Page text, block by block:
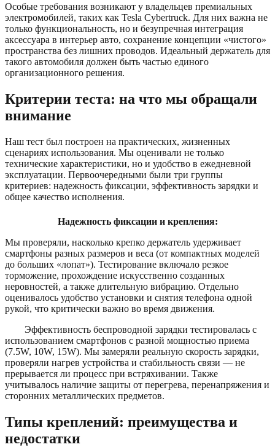
Особые требования возникают у владельцев премиальных
электромобилей, таких как Tesla Cybertruck. Для них важна не
только функциональность, но и безупречная интеграция
аксессуара в интерьер авто, сохранение концепции «чистого»
пространства без лишних проводов. Идеальный держатель для
такого автомобиля должен быть частью единого
организационного решения.
Критерии теста: на что мы обращали
внимание
Наш тест был построен на практических, жизненных
сценариях использования. Мы оценивали не только
технические характеристики, но и удобство в ежедневной
эксплуатации. Первоочередными были три группы
критериев: надежность фиксации, эффективность зарядки и
общее качество исполнения.
Надежность фиксации и крепления:
Мы проверяли, насколько крепко держатель удерживает
смартфоны разных размеров и веса (от компактных моделей
до больших «лопат»). Тестирование включало резкое
торможение, прохождение искусственно созданных
неровностей, а также длительную вибрацию. Отдельно
оценивалось удобство установки и снятия телефона одной
рукой, что критически важно во время движения.
Эффективность беспроводной зарядки тестировалась с
использованием смартфонов с разной мощностью приема
(7.5W, 10W, 15W). Мы замеряли реальную скорость зарядки,
проверяли нагрев устройства и стабильность связи — не
прерывается ли процесс при встряхивании. Также
учитывалось наличие защиты от перегрева, перенапряжения и
сторонних металлических предметов.
Типы креплений: преимущества и
недостатки